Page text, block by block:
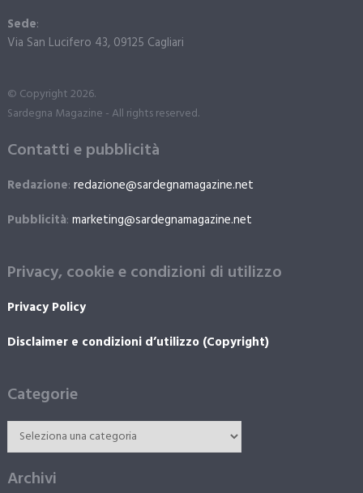
Sede:
Via San Lucifero 43, 09125 Cagliari
© Copyright 2026.
Sardegna Magazine - All rights reserved.
Contatti e pubblicità
Redazione: redazione@sardegnamagazine.net
Pubblicità: marketing@sardegnamagazine.net
Privacy, cookie e condizioni di utilizzo
Privacy Policy
Disclaimer e condizioni d’utilizzo (Copyright)
Categorie
Archivi